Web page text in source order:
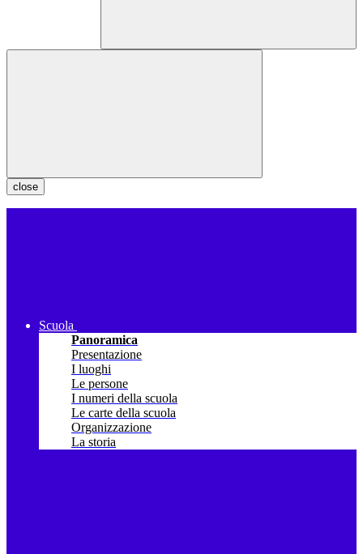
close
Scuola
Panoramica
Presentazione
I luoghi
Le persone
I numeri della scuola
Le carte della scuola
Organizzazione
La storia